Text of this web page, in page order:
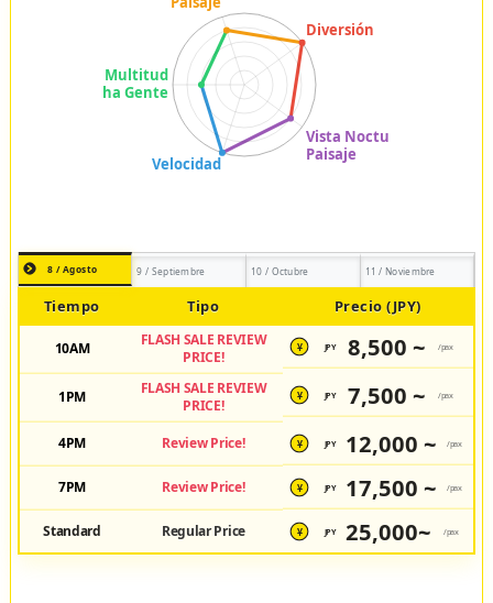
8 / Agosto 9 / Septiembre 10 / Octubre 11 / Noviembre
Tiempo Tipo Precio (JPY)
10AM
FLASH SALE REVIEW
PRICE!
¥ JPY 8,500 ~ /pax
1PM
FLASH SALE REVIEW
PRICE!
¥ JPY 7,500 ~ /pax
4PM Review Price! ¥ JPY 12,000 ~ /pax
7PM Review Price! ¥ JPY 17,500 ~ /pax
Standard Regular Price ¥ JPY 25,000~ /pax